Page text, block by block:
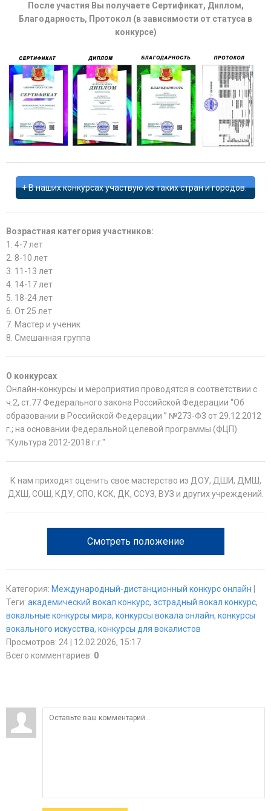
После участия Вы получаете Сертификат, Диплом,
Благодарность, Протокол (в зависимости от статуса в
конкурсе)
В наших конкурсах участвую из таких стран и городов:
Возрастная категория участников:
1. 4-7 лет
2. 8-10 лет
3. 11-13 лет
4. 14-17 лет
5. 18-24 лет
6. От 25 лет
7. Мастер и ученик
8. Смешанная группа
О конкурсах
Онлайн-конкурсы и мероприятия проводятся в соответствии с
ч.2, ст.77 Федерального закона Российской Федерации “Об
образовании в Российской Федерации ” №273-Ф3 от 29.12.2012
г.; на основании Федеральной целевой программы (ФЦП)
"Культура 2012-2018 г.г."
К нам приходят оценить свое мастерство из ДОУ, ДШИ, ДМШ,
ДХШ, СОШ, КДУ, СПО, КСК, ДК, ССУЗ, ВУЗ и других учреждений.
Смотреть положение
Категория: Международный-дистанционный конкурс онлайн
Теги: академический вокал конкурс, эстрадный вокал конкурс,
вокальные конкурсы мира, конкурсы вокала онлайн, конкурсы
вокального искусства, конкурсы для вокалистов
Просмотров: 24 | 12.02.2026, 15:17
Всего комментариев: 0